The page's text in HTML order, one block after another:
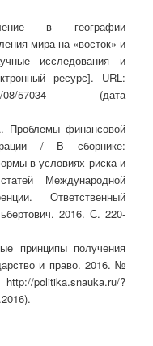
в географии
мира на «восток» и
исследования и
ресурс]. URL:
08/57034 (дата
финансовой
/ В сборнике:
в условиях риска и
Международной
Ответственный
2016. С. 220-
принципы получения
и право. 2016. №
politika.snauka.ru/?